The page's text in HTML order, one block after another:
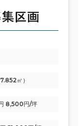
区画
㎡）
8,500円/坪